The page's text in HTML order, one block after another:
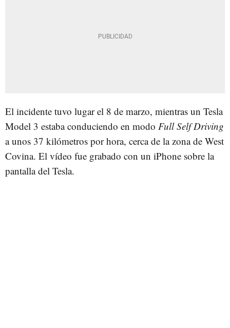
El incidente tuvo lugar el 8 de marzo, mientras un Tesla
Model 3 estaba conduciendo en modo Full Self Driving
a unos 37 kilómetros por hora, cerca de la zona de West
Covina. El vídeo fue grabado con un iPhone sobre la
pantalla del Tesla.